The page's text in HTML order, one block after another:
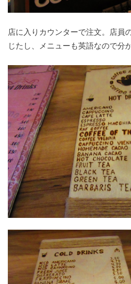
店に入りカウンターで注文。店員
じたし、メニューも英語なので分